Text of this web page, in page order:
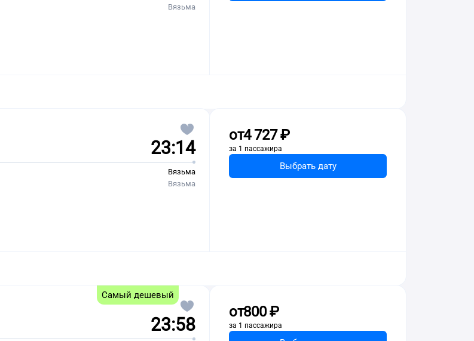
Вязьма
23:14
Вязьма
Вязьма
от4 ⁠727 ⁠₽
за 1 пассажира
Выбрать дату
Самый дешевый
23:58
от800 ⁠₽
за 1 пассажира